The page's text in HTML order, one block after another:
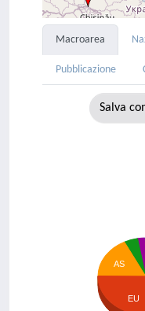
Macroarea
Pubblicazione
Salva
AS
EU